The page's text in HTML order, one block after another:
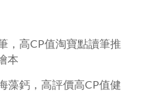
，高CP值淘寶點讀筆推
本
藻鈣，高評價高CP值健